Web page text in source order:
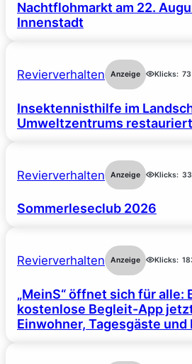
Nachtflohmarkt am 22.
Innenstadt
Revierverhalten Anzeige Klicks: 73
Insektennisthilfe im
Umweltzentrums restauriert
Revierverhalten Anzeige Klicks: 33
Sommerleseclub 2026
Revierverhalten Anzeige Klicks:
„MeinS“ öffnet sich für alle:
kostenlose Begleit-App
Einwohner, Tagesgäste